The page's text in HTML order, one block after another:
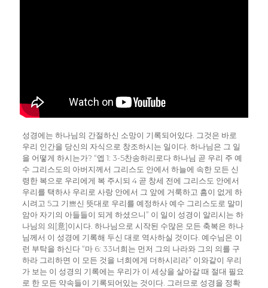
성경에는 하나님의 간절하신 소망이 기록되어있다. 그것은 바로
우리 인간을 당신의 자식으로 창조하시는 일이다. 하나님은 그 일
을 어떻게 하시는가? “엡 1: 3-5찬송하리로다 하나님 곧 우리 주 예
수 그리스도의 아버지께서 그리스도 안에서 하늘에 속한 모든 신
령한 복으로 우리에게 복 주시되 4 곧 창세 전에 그리스도 안에서
우리를 택하사 우리로 사랑 안에서 그 앞에 거룩하고 흠이 없게 하
시려고 5그 기쁘신 뜻대로 우리를 예정하사 예수 그리스도로 말미
암아 자기의 아들들이 되게 하셨으니” 이 일이 성경이 알리시는 하
나님의 의[意]이시다. 하나님으로 시작된 수많은 모든 축복은 하나
님께서 이 성경에 기록해 두신 대로 역사하실 것이다. 예수님은 이
런 부탁을 하신다 “마 6: 33너희는 먼저 그의 나라와 그의 의를 구
하라 그리하면 이 모든 것을 너희에게 더하시리라” 이와같이 우리
가 보는 이 성경의 기록에는 우리가 이 세상을 살아갈 때 절대 필요
로 한 모든 약속들이 기록되어있는 것이다. 그러므로 성경을 정확